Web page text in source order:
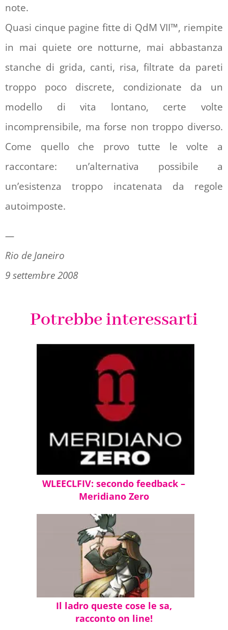
note.
Quasi cinque pagine fitte di QdM VII™, riempite
in mai quiete ore notturne, mai abbastanza
stanche di grida, canti, risa, filtrate da pareti
troppo poco discrete, condizionate da un
modello di vita lontano, certe volte
incomprensibile, ma forse non troppo diverso.
Come quello che provo tutte le volte a
raccontare: un’alternativa possibile a
un’esistenza troppo incatenata da regole
autoimposte.
—
Rio de Janeiro
9 settembre 2008
Potrebbe interessarti
WLEECLFIV: secondo feedback –
Meridiano Zero
Il ladro queste cose le sa,
racconto on line!